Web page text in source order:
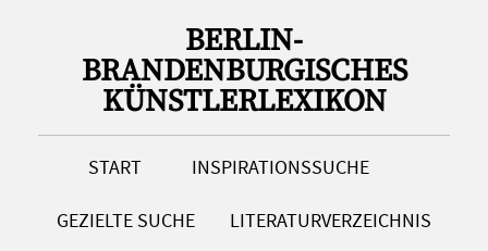
BERLIN-
BRANDENBURGISCHES
KÜNSTLERLEXIKON
START INSPIRATIONSSUCHE
GEZIELTE SUCHE
LITERATURVERZEICHNIS